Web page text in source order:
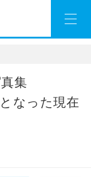
集
なった現在